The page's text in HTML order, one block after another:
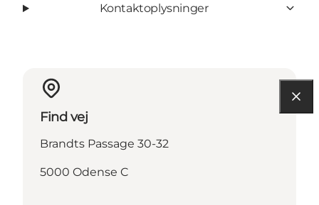
Kontaktoplysninger
Find vej
Brandts Passage 30-32
5000 Odense C